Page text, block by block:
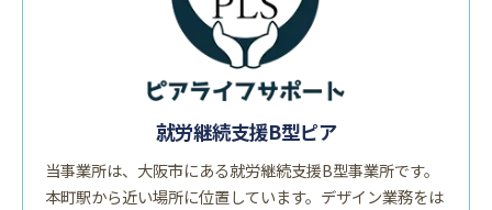
就労継続支援B型ピア
当事業所は、大阪市にある就労継続支援B型事業所です。
本町駅から近い場所に位置しています。デザイン業務をは